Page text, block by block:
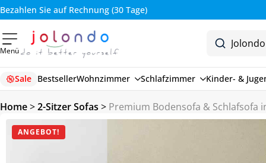
Bezahlen Sie auf Rechnung (30 Tage)
Menü
Sale BestsellerWohnzimmer Schlafzimmer Kinder- &
Home>2-Sitzer Sofas > Premium Bodensofa & Schlafsofa
ANGEBOT!